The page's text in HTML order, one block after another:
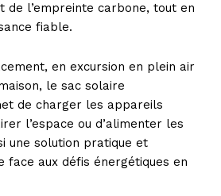
de l’empreinte carbone, tout en
fiable.
en excursion en plein air
le sac solaire
de charger les appareils
l’espace ou d’alimenter les
une solution pratique et
face aux défis énergétiques en